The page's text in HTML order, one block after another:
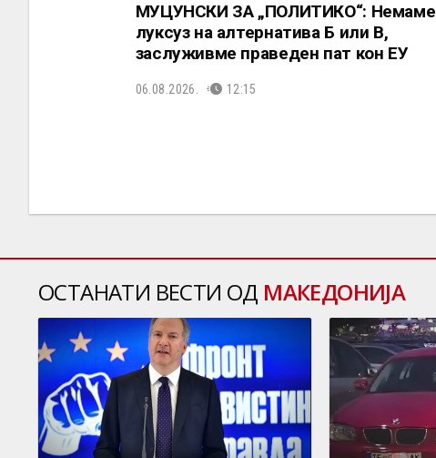
МУЦУНСКИ ЗА „ПОЛИТИКО“: Немаме
луксуз на алтернатива Б или В,
заслуживме праведен пат кон ЕУ
06.08.2026. 12:15
ОСТАНАТИ ВЕСТИ ОД МАКЕДОНИЈА